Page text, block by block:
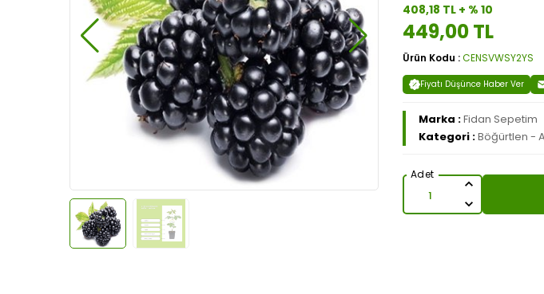
408,18 TL + % 10
449,00 TL
Ürün Kodu :CENSVWSY2YS
Fiyatı Düşünce Haber Ver
Marka :Fidan Sepetim
Kategori :Böğürtlen -